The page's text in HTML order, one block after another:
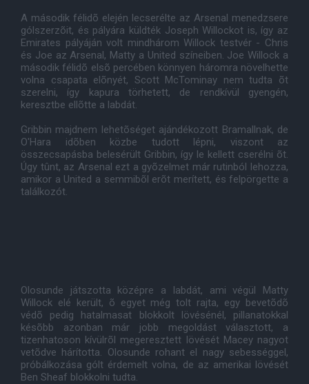
A második félidõ elején lecserélte az Arsenal menedzsere
gólszerzõit, és pályára küldték Joseph Willockot is, így az
Emirates pályáján volt mindhárom Willock testvér - Chris
és Joe az Arsenal, Matty a United színeiben. Joe Willock a
második félidõ elsõ percében könnyen háromra növelhette
volna csapata elõnyét, Scott McTominay nem tudta õt
szerelni, így kapura törhetett, de rendkívül gyengén,
keresztbe ellõtte a labdát.
Gribbin majdnem lehetõséget ajándékozott Bramallnak, de
O'Hara idõben közbe tudott lépni, viszont az
összecsapásba belesérült Gribbin, így le kellett cserélni õt.
Úgy tûnt, az Arsenal ezt a gyõzelmet már rutinból lehozza,
amikor a United a semmibõl erõt merített, és felpörgette a
találkozót.
Olosunde játszotta középre a labdát, ami végül Matty
Willock elé került, õ egyet még tolt rajta, egy bevetõdõ
védõ pedig hatalmasat blokkolt lövésénél, pillanatokkal
késõbb azonban már jobb megoldást választott, a
tizenhatoson kívülrõl megeresztett lövését Macey nagyot
vetõdve hárította. Olosunde rohant el nagy sebességgel,
próbálkozása gólt érdemelt volna, de az amerikai lövését
Ben Sheaf blokkolni tudta.